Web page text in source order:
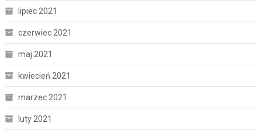
lipiec 2021
czerwiec 2021
maj 2021
kwiecień 2021
marzec 2021
luty 2021